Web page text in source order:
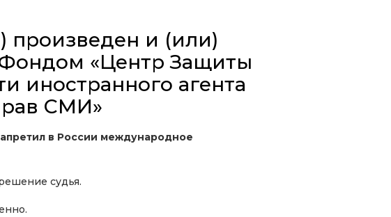
произведен и (или)
«Центр Защиты
иностранного агента
СМИ»
в России международное
судья.